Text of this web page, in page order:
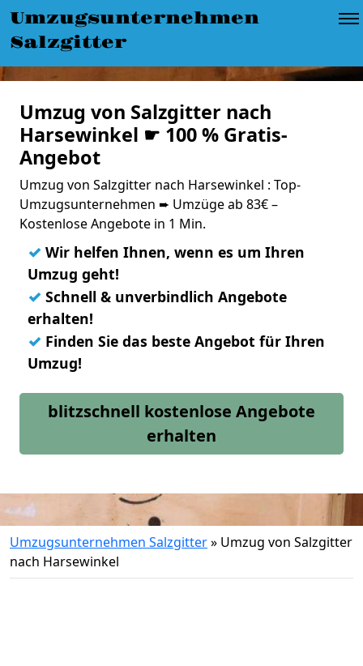
Umzugsunternehmen
Salzgitter
Umzug von Salzgitter nach
Harsewinkel ☛ 100 % Gratis-
Angebot
Umzug von Salzgitter nach Harsewinkel : Top-
Umzugsunternehmen ➨ Umzüge ab 83€ –
Kostenlose Angebote in 1 Min.
✓ Wir helfen Ihnen, wenn es um Ihren
Umzug geht!
✓ Schnell & unverbindlich Angebote
erhalten!
✓ Finden Sie das beste Angebot für Ihren
Umzug!
blitzschnell kostenlose Angebote
erhalten
Umzugsunternehmen Salzgitter» Umzug von Salzgitter
nach Harsewinkel